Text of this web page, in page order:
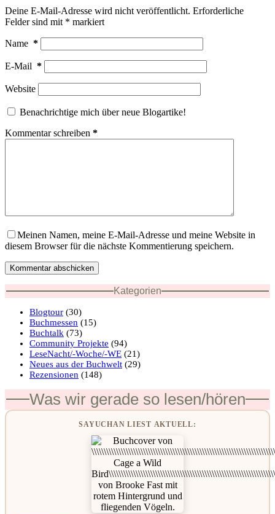
Deine E-Mail-Adresse wird nicht veröffentlicht. Erforderliche
Felder sind mit * markiert
Name *
E-Mail *
Website
Benachrichtige mich über neue Blogartike!
Kommentar schreiben *
Meinen Namen, meine E-Mail-Adresse und meine Website in
diesem Browser für die nächste Kommentierung speichern.
Kommentar abschicken
Kategorien
Blogtour (30)
Buchmessen (15)
Buchtalk (73)
Community Projekte (94)
LeseNacht/-Woche/-WE (21)
Neues aus der Buchwelt (29)
Rezensionen (148)
Was wir gerade so lesen/hören
SAYUCHAN LIEST AKTUELL: